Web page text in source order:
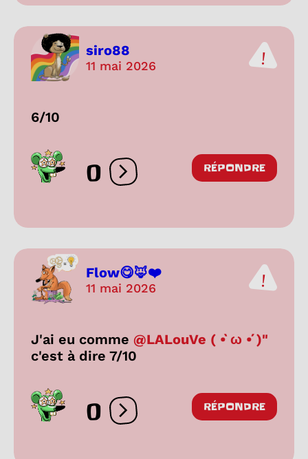
siro88
11 mai 2026
6/10
0 Ouvrir les réactions
RÉPONDRE
Flow😋🦊❤️
11 mai 2026
J'ai eu comme @LALouVe ( •̀ ω •́ )"
c'est à dire 7/10
0 Ouvrir les réactions
RÉPONDRE